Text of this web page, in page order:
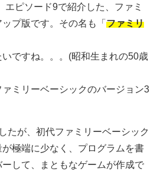
エピソード9で紹介した、ファミ
プ版です。その名も「 ファミリ
ですね。。。(昭和生まれの50歳
ミリーベーシックのバージョン3
たが、初代ファミリーベーシック
極端に少なく、プログラムを書
して、まともなゲームが作成で